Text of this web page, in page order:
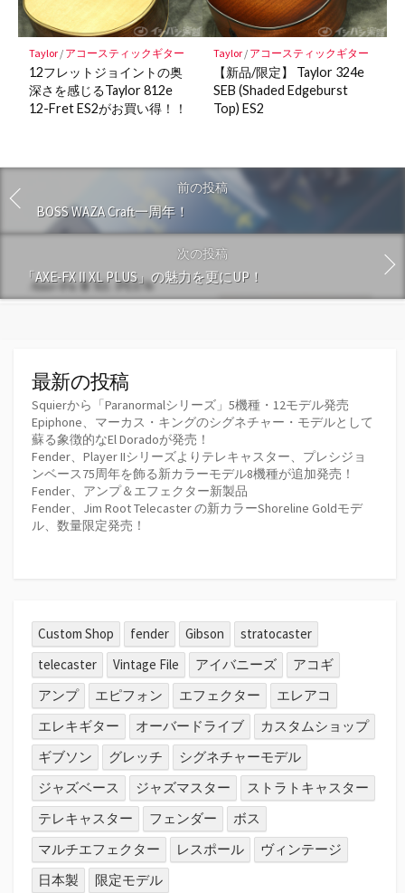
Taylor/ アコースティックギター
12フレットジョイントの奥
深さを感じるTaylor 812e
12-Fret ES2がお買い得！！
Taylor/ アコースティックギター
【新品/限定】 Taylor 324e
SEB (Shaded Edgeburst
Top) ES2
前の投稿
BOSS WAZA Craft一周年！
次の投稿
「AXE-FX Ⅱ XL PLUS」の魅力を更にUP！
最新の投稿
Squierから「Paranormalシリーズ」5機種・12モデル発売
Epiphone、マーカス・キングのシグネチャー・モデルとして
蘇る象徴的なEl Doradoが発売！
Fender、Player IIシリーズよりテレキャスター、プレシジョ
ンベース75周年を飾る新カラーモデル8機種が追加発売！
Fender、アンプ＆エフェクター新製品
Fender、Jim Root Telecaster の新カラーShoreline Goldモデ
ル、数量限定発売！
Custom Shop fender Gibson
stratocaster
telecaster
Vintage File アイバニーズ
アコギ
アンプ
エピフォン エフェクター
エレアコ
エレキギター
オーバードライブ
カスタムショップ
ギブソン
グレッチ
シグネチャーモデル
ジャズベース
ジャズマスター
ストラトキャスター
テレキャスター
フェンダー
ボス
マルチエフェクター
レスポール
ヴィンテージ
日本製
限定モデル